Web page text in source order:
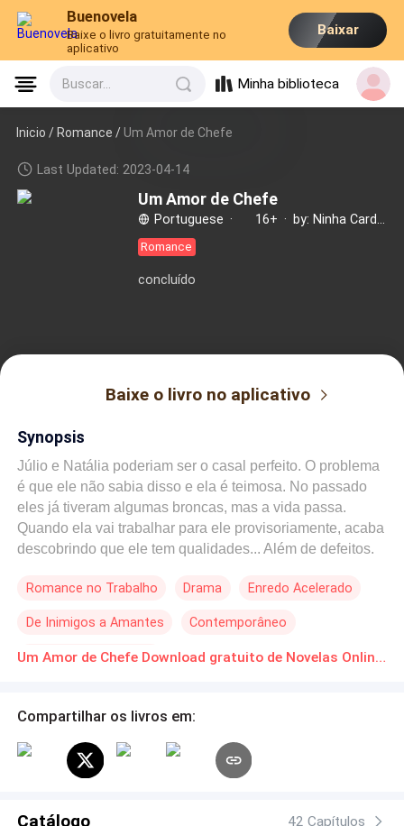
Buenovela
Baixe o livro gratuitamente no
aplicativo
Baixar
Buscar... Minha biblioteca
Inicio /Romance / Um Amor de Chefe
Last Updated: 2023-04-14
Um Amor de Chefe
Portuguese · 16+ ·
Romance
concluído
Baixe o livro no aplicativo
Synopsis
Júlio e Natália poderiam ser o casal perfeito. O problema
é que ele não sabia disso e ela é teimosa. No passado
eles já tiveram algumas broncas, mas a vida passa.
Quando ela vai trabalhar para ele provisoriamente, acaba
descobrindo que ele tem qualidades... Além de defeitos.
misturar as coisas para não estragar a amizade que nem
planos e eles se envolvem, trazendo para suas vidas um
novo caminho... E uma grande surpresa!
Romance no Trabalho Drama Enredo Acelerado
De Inimigos a Amantes Contemporâneo
Secretário/Secretária Um Amor de Chefe Download gratuito de Novelas Online em PDF
Compartilhar os livros em:
Catálogo 42 Capítulos